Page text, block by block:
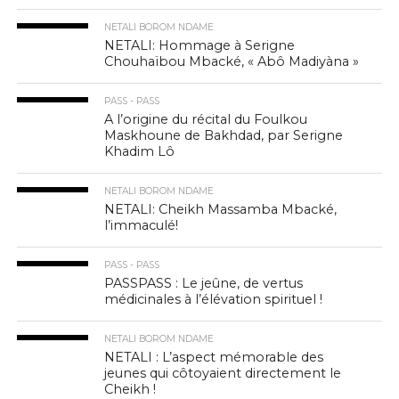
NETALI BOROM NDAME
NETALI: Hommage à Serigne
Chouhaïbou Mbacké, « Abô Madiyàna »
PASS - PASS
A l’origine du récital du Foulkou
Maskhoune de Bakhdad, par Serigne
Khadim Lô
NETALI BOROM NDAME
NETALI: Cheikh Massamba Mbacké,
l’immaculé!
PASS - PASS
PASSPASS : Le jeûne, de vertus
médicinales à l’élévation spirituel !
NETALI BOROM NDAME
NETALI : L’aspect mémorable des
jeunes qui côtoyaient directement le
Cheikh !